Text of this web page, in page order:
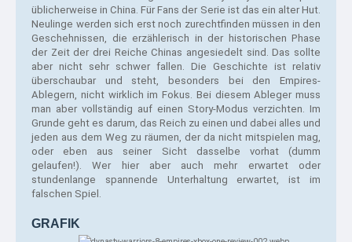
üblicherweise in China. Für Fans der Serie ist das ein alter Hut.
Neulinge werden sich erst noch zurechtfinden müssen in den
Geschehnissen, die erzählerisch in der historischen Phase
der Zeit der drei Reiche Chinas angesiedelt sind. Das sollte
aber nicht sehr schwer fallen. Die Geschichte ist relativ
überschaubar und steht, besonders bei den Empires-
Ablegern, nicht wirklich im Fokus. Bei diesem Ableger muss
man aber vollständig auf einen Story-Modus verzichten. Im
Grunde geht es darum, das Reich zu einen und dabei alles und
jeden aus dem Weg zu räumen, der da nicht mitspielen mag,
oder eben aus seiner Sicht dasselbe vorhat (dumm
gelaufen!). Wer hier aber auch mehr erwartet oder
stundenlange spannende Unterhaltung erwartet, ist im
falschen Spiel.
GRAFIK